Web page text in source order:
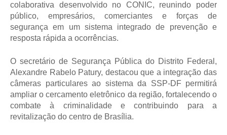
colaborativa desenvolvido no CONIC, reunindo poder
público, empresários, comerciantes e forças de
segurança em um sistema integrado de prevenção e
resposta rápida a ocorrências.
O secretário de Segurança Pública do Distrito Federal,
Alexandre Rabelo Patury, destacou que a integração das
câmeras particulares ao sistema da SSP-DF permitirá
ampliar o cercamento eletrônico da região, fortalecendo o
combate à criminalidade e contribuindo para a
revitalização do centro de Brasília.